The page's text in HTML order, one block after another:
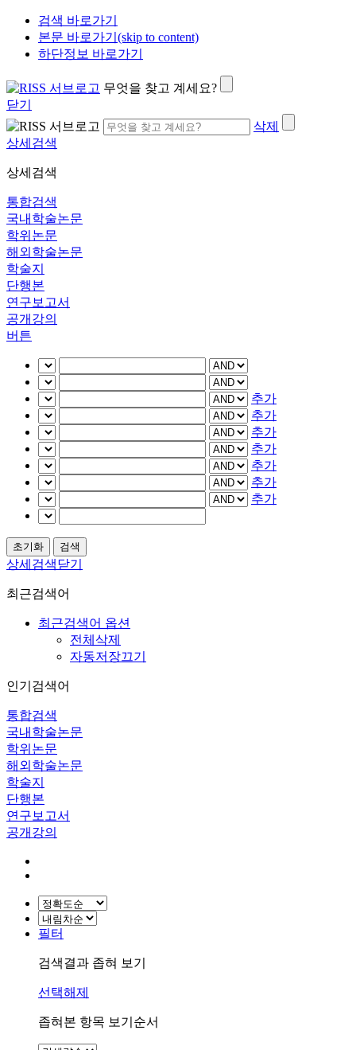
검색 바로가기
본문 바로가기(skip to content)
하단정보 바로가기
무엇을 찾고 계세요?
닫기
삭제
상세검색
상세검색
통합검색
국내학술논문
학위논문
해외학술논문
학술지
단행본
연구보고서
공개강의
버튼
추가
추가
추가
추가
추가
추가
추가
상세검색닫기
최근검색어
최근검색어 옵션
전체삭제
자동저장끄기
인기검색어
통합검색
국내학술논문
학위논문
해외학술논문
학술지
단행본
연구보고서
공개강의
필터
검색결과 좁혀 보기
선택해제
좁혀본 항목 보기순서